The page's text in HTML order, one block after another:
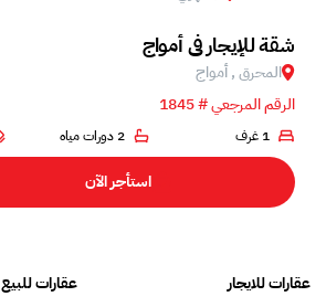
في جزيرة أمواج
شقة للإيجار في أمواج
المحرق , أمواج
الرقم المرجعي # 1845
1 غرف 2 دورات مياه
استأجر الآن
عقارات للايجار
عقارات للبيع